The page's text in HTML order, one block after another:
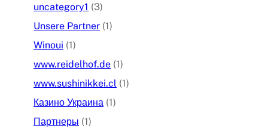
uncategory1 (3)
Unsere Partner (1)
Winoui (1)
www.reidelhof.de (1)
www.sushinikkei.cl (1)
Казино Украина (1)
Партнеры (1)